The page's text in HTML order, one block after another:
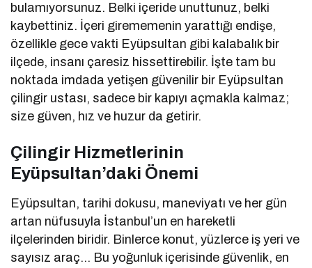
bulamıyorsunuz. Belki içeride unuttunuz, belki
kaybettiniz. İçeri girememenin yarattığı endişe,
özellikle gece vakti Eyüpsultan gibi kalabalık bir
ilçede, insanı çaresiz hissettirebilir. İşte tam bu
noktada imdada yetişen güvenilir bir Eyüpsultan
çilingir ustası, sadece bir kapıyı açmakla kalmaz;
size güven, hız ve huzur da getirir.
Çilingir Hizmetlerinin
Eyüpsultan’daki Önemi
Eyüpsultan, tarihi dokusu, maneviyatı ve her gün
artan nüfusuyla İstanbul’un en hareketli
ilçelerinden biridir. Binlerce konut, yüzlerce iş yeri ve
sayısız araç… Bu yoğunluk içerisinde güvenlik, en